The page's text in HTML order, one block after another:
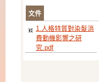
文件
1.人格特質對染髮消
費動機影響之研
究.pdf